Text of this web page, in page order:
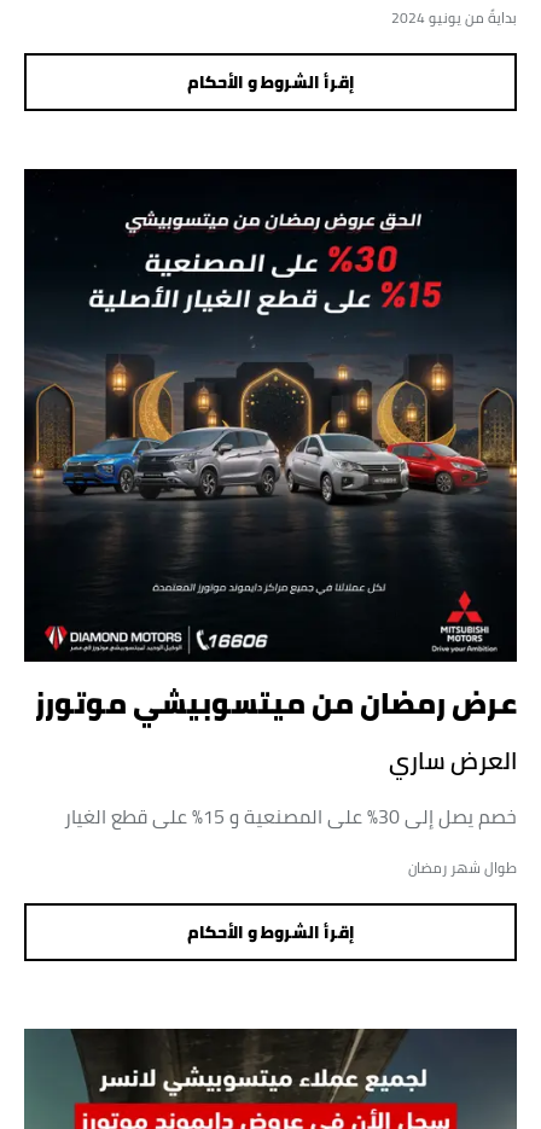
بدايةً من يونيو 2024
إقرأ الشروط و الأحكام
عرض رمضان من ميتسوبيشي موتورز
العرض ساري
خصم يصل إلى 30% على المصنعية و 15% على قطع الغيار
طوال شهر رمضان
إقرأ الشروط و الأحكام